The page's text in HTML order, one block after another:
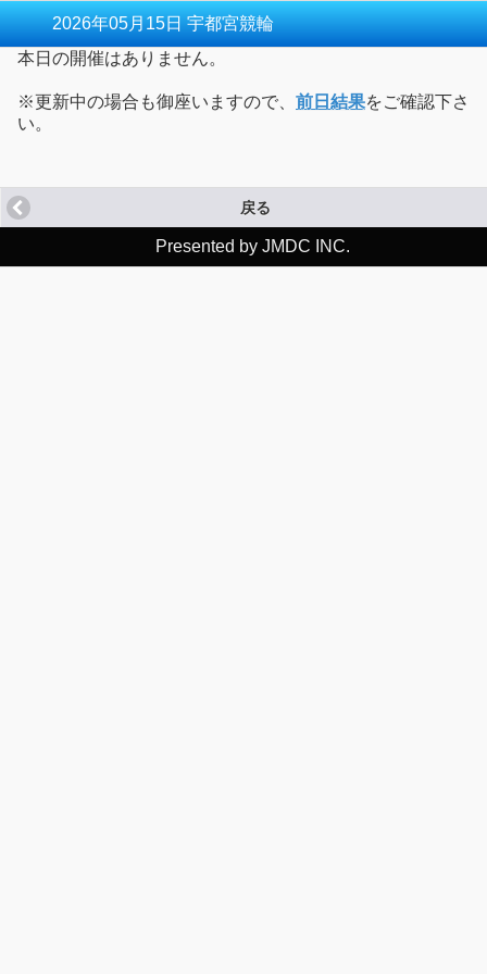
2026年05月15日 宇都宮競輪
本日の開催はありません。
※更新中の場合も御座いますので、 前日結果をご確認下さ
い。
戻る
Presented by JMDC INC.